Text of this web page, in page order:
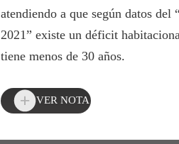
atendiendo a que según datos
2021” existe un déficit
tiene menos de 30 años.
VER NOTA